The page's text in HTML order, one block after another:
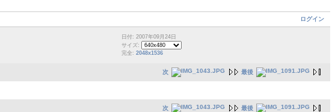
ログイン
日付: 2007年09月24日
サイズ:
完全: 2048x1536
次 最後
次 最後